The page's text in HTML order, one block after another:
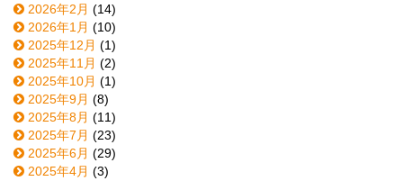
2026年2月 (14)
2026年1月 (10)
2025年12月 (1)
2025年11月 (2)
2025年10月 (1)
2025年9月 (8)
2025年8月 (11)
2025年7月 (23)
2025年6月 (29)
2025年4月 (3)